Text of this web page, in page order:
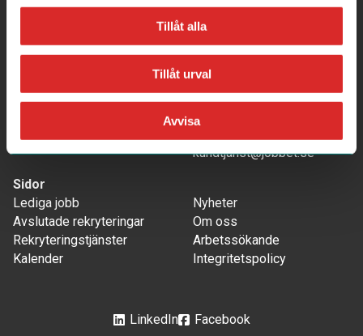
Tillåt alla
Tillåt urval
Avvisa
Adress
75310 Uppsala
Mejla oss
medlem@jobbet.se
Annonsörer/samarbeten:
kundtjanst@jobbet.se
Företag:
kundtjanst@jobbet.se
Sidor
Lediga jobb
Avslutade rekryteringar
Rekryteringstjänster
Kalender
Nyheter
Om oss
Arbetssökande
Integritetspolicy
LinkedIn Facebook